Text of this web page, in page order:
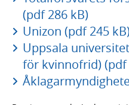
(pdf 286 kB)
Unizon (pdf 245 kB)
Uppsala
för kvinnofrid) (pdf